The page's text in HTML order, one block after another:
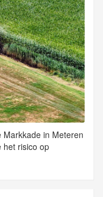
Markkade in Meteren
het risico op